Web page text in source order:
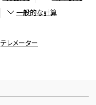
一般的な計算
テレメーター